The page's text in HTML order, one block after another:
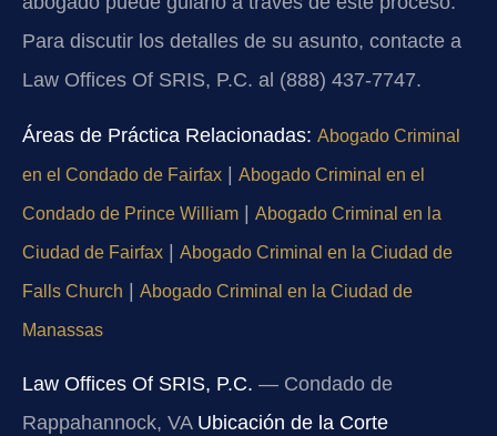
Para discutir los detalles de su asunto, contacte a
Law Offices Of SRIS, P.C. al (888) 437-7747.
Áreas de Práctica Relacionadas: Abogado Criminal
en el Condado de Fairfax | Abogado Criminal en el
Condado de Prince William | Abogado Criminal en la
Ciudad de Fairfax | Abogado Criminal en la Ciudad de
Falls Church | Abogado Criminal en la Ciudad de
Manassas
Law Offices Of SRIS, P.C. — Condado de
Rappahannock, VA Ubicación de la Corte